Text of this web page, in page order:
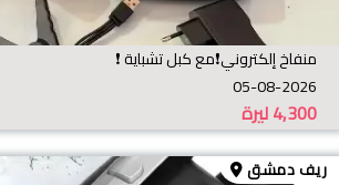
منفاخ إلكتروني❗️مع كبل تشباية ❗️
05-08-2026
ليرة4,300
ريف دمشق